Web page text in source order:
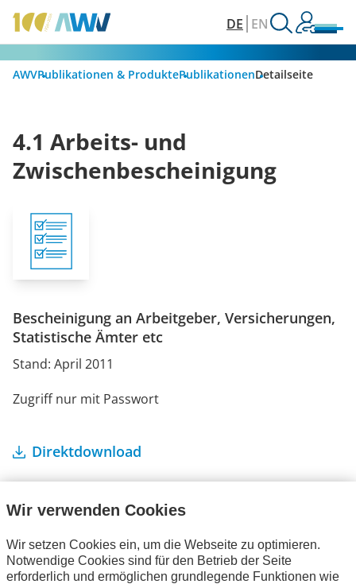
DE EN
AWVPublikationen & ProduktePublikationenDetailseite
Ihre Bestellung
4.1 Arbeits- und
Zwischenbescheinigung
Bescheinigung an Arbeitgeber, Versicherungen,
Statistische Ämter etc
Stand: April 2011
Zugriff nur mit Passwort
Direktdownload
Wir verwenden Cookies
Wir setzen Cookies ein, um die Webseite zu optimieren.
Notwendige Cookies sind für den Betrieb der Seite
erforderlich und ermöglichen grundlegende Funktionen wie